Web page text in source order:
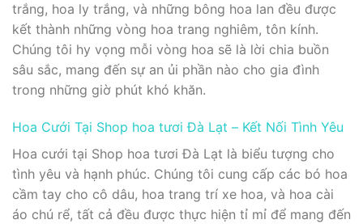
trắng, hoa ly trắng, và những bông hoa lan đều được
kết thành những vòng hoa trang nghiêm, tôn kính.
Chúng tôi hy vọng mỗi vòng hoa sẽ là lời chia buồn
sâu sắc, mang đến sự an ủi phần nào cho gia đình
trong những giờ phút khó khăn.
Hoa Cưới Tại Shop hoa tươi Đà Lạt – Kết Nối Tình Yêu
Hoa cưới tại Shop hoa tươi Đà Lạt là biểu tượng cho
tình yêu và hạnh phúc. Chúng tôi cung cấp các bó hoa
cầm tay cho cô dâu, hoa trang trí xe hoa, và hoa cài
áo chú rể, tất cả đều được thực hiện tỉ mỉ để mang đến